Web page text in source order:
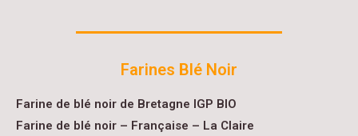
Farines Blé Noir
Farine de blé noir de Bretagne IGP BIO
Farine de blé noir – Française – La Claire